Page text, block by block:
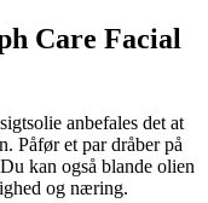
Care Facial
anbefales det at
Påfør et par dråber på
kan også blande olien
og næring.